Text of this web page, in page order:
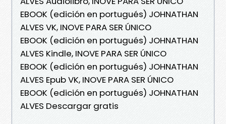
EBOOK (edición en portugués) JOHNATHAN
ALVES VK, INOVE PARA SER ÚNICO
EBOOK (edición en portugués) JOHNATHAN
ALVES Kindle, INOVE PARA SER ÚNICO
EBOOK (edición en portugués) JOHNATHAN
ALVES Epub VK, INOVE PARA SER ÚNICO
EBOOK (edición en portugués) JOHNATHAN
ALVES Descargar gratis